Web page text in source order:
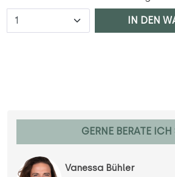
Anzahl IN DEN
GERNE BERATE ICH
Vanessa Bühler